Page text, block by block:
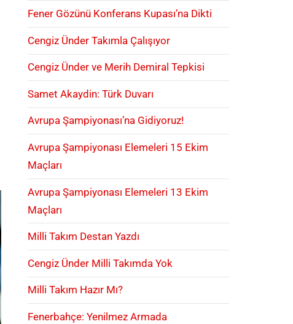
Fener Gözünü Konferans Kupası’na Dikti
Cengiz Ünder Takımla Çalışıyor
Cengiz Ünder ve Merih Demiral Tepkisi
Samet Akaydin: Türk Duvarı
Avrupa Şampiyonası’na Gidiyoruz!
Avrupa Şampiyonası Elemeleri 15 Ekim
Maçları
Avrupa Şampiyonası Elemeleri 13 Ekim
Maçları
Milli Takım Destan Yazdı
Cengiz Ünder Milli Takımda Yok
Milli Takım Hazır Mı?
Fenerbahçe: Yenilmez Armada